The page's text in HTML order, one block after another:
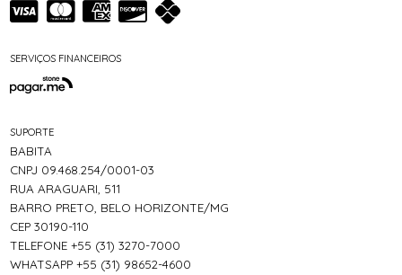
SERVIÇOS FINANCEIROS
SUPORTE
BABITA
CNPJ 09.468.254/0001-03
RUA ARAGUARI, 511
BARRO PRETO, BELO HORIZONTE/MG
CEP 30190-110
TELEFONE +55 (31) 3270-7000
WHATSAPP +55 (31) 98652-4600